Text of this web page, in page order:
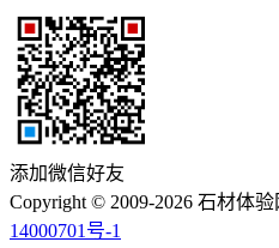
添加微信好友
Copyright © 2009-2026 石材体验
14000701号-1